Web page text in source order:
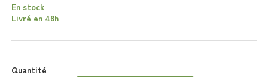
En stock
Livré en 48h
Quantité